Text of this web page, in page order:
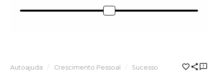
Autoajuda Crescimento Pessoal Sucesso